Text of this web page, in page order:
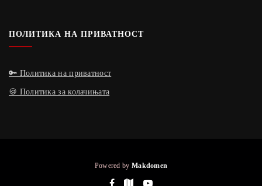
ПОЛИТИКА НА ПРИВАТНОСТ
🔑 Политика на приватност
🍪 Политика за колачињата
Powered by Makdomen